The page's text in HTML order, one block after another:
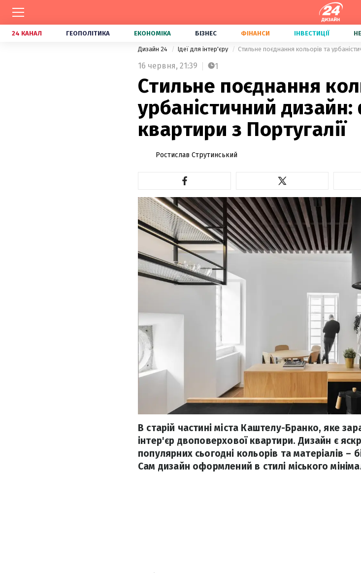
24 КАНАЛ ГЕОПОЛІТИКА ЕКОНОМІКА БІЗНЕС ФІНАНСИ ІНВЕСТИЦІЇ
Дизайн 24 Ідеї для інтер'єру Стильне поєднання кольорів та
16 червня, 21:39 1
Стильне поєднання
урбаністичний
квартири з Португалії
Ростислав Струтинський
В старій частині міста Каштелу-Бранко, яке
інтер'єр двоповерхової квартири. Дизайн є
популярних сьогодні кольорів та матеріалів –
Сам дизайн оформлений в стилі міського